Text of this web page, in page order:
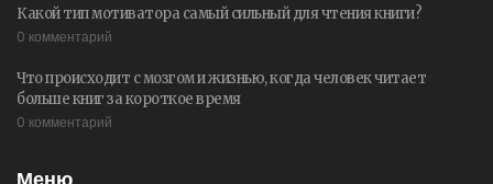
Какой тип мотиватора самый сильный для чтения книги?
0 комментарий
Что происходит с мозгом и жизнью, когда человек читает
больше книг за короткое время
0 комментарий